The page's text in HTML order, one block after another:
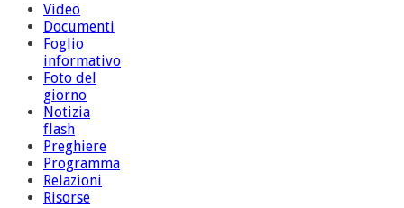
Video
Documenti
Foglio
informativo
Foto del
giorno
Notizia
flash
Preghiere
Programma
Relazioni
Risorse